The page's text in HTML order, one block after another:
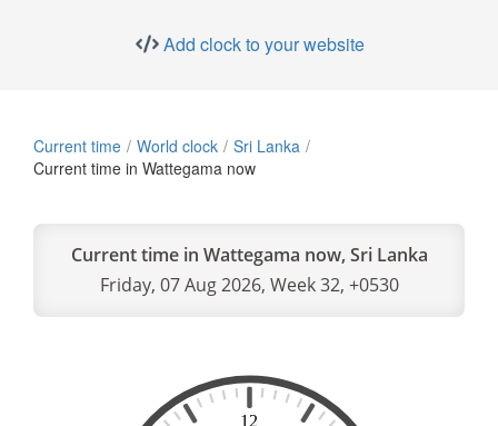
Add clock to your website
Current time World clock
Sri Lanka
Current time in Wattegama now
Current time in Wattegama now, Sri Lanka
Friday, 07 Aug 2026, Week 32, +0530